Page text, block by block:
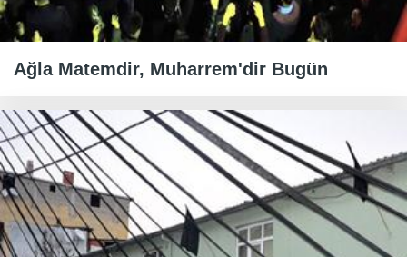
Ağla Matemdir, Muharrem'dir Bugün